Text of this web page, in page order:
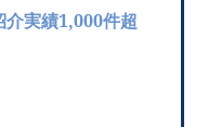
実績1,000件超